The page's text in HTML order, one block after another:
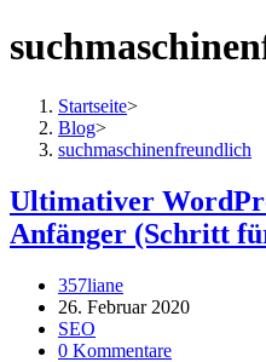
Startseite>
Blog>
suchmaschinenfreundlich
Ultimativer
Anfänger (Schritt
Beitrags-
Autor:
357liane
Beitrag
veröffentlicht:
26. Februar 2020
Beitrags-
Kategorie:
SEO
Beitrags-
0 Kommentare